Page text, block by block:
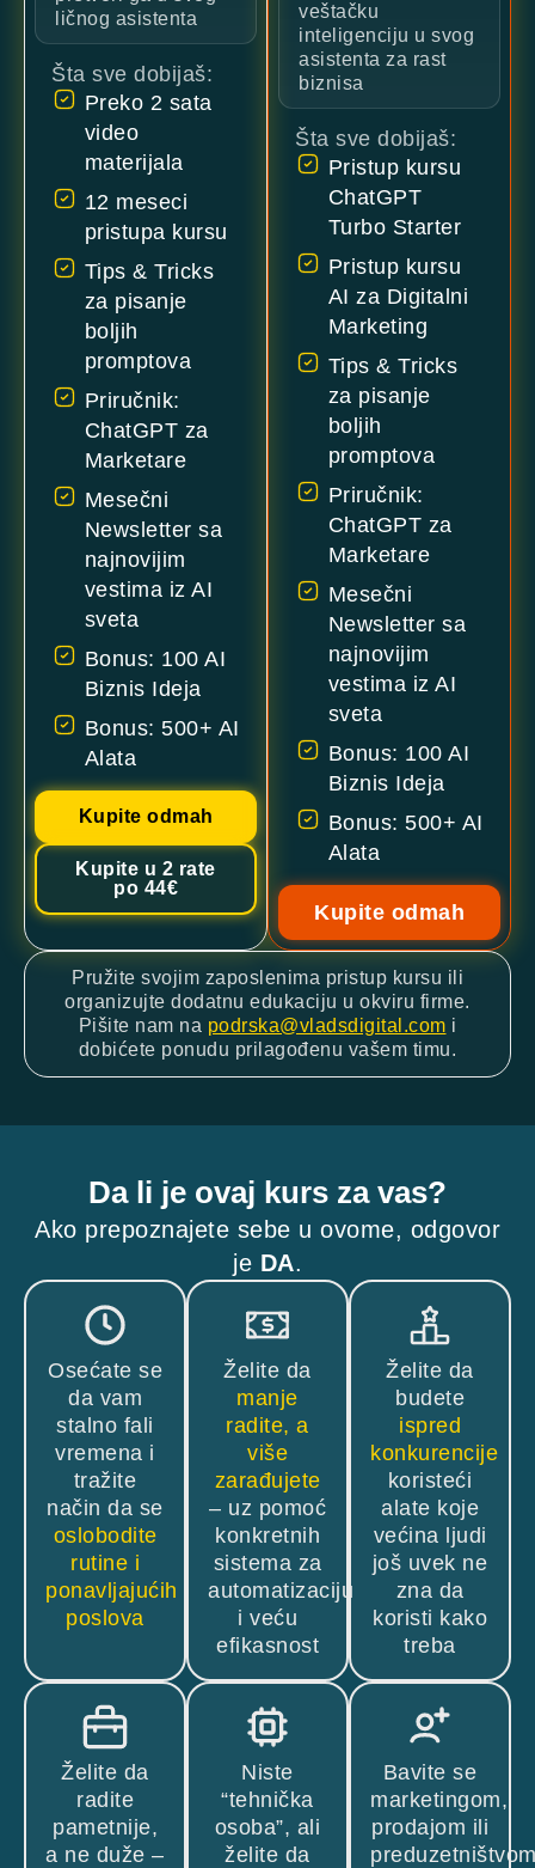
ličnog asistenta
Šta sve dobijaš:
Preko 2 sata
video
materijala
12 meseci
pristupa kursu
Tips & Tricks
za pisanje
boljih
promptova
Priručnik:
ChatGPT za
Marketare
Mesečni
Newsletter sa
najnovijim
vestima iz AI
sveta
Bonus: 100 AI
Biznis Ideja
Bonus: 500+ AI
Alata
Kupite odmah
Kupite u 2 rate
po 44€
veštačku
inteligenciju u svog
asistenta za rast
biznisa
Šta sve dobijaš:
Pristup kursu
ChatGPT
Turbo Starter
Pristup kursu
AI za Digitalni
Marketing
Tips & Tricks
za pisanje
boljih
promptova
Priručnik:
ChatGPT za
Marketare
Mesečni
Newsletter sa
najnovijim
vestima iz AI
sveta
Bonus: 100 AI
Biznis Ideja
Bonus: 500+ AI
Alata
Kupite odmah
Pružite svojim zaposlenima pristup kursu ili
organizujte dodatnu edukaciju u okviru firme.
Pišite nam na podrska@vladsdigital.com i
dobićete ponudu prilagođenu vašem timu.
Da li je ovaj kurs za vas?
Ako prepoznajete sebe u ovome, odgovor
je DA.
Osećate se
da vam
stalno fali
vremena i
tražite
način da se
oslobodite
rutine i
ponavljajućih
poslova
Želite da
manje
radite, a
više
zarađujete
– uz pomoć
konkretnih
sistema za
automatizaciju
i veću
efikasnost
Želite da
budete
ispred
konkurencije
koristeći
alate koje
većina ljudi
još uvek ne
zna da
koristi kako
treba
Želite da
radite
pametnije,
a ne duže –
Niste
“tehnička
osoba”, ali
želite da
Bavite se
marketingom,
prodajom ili